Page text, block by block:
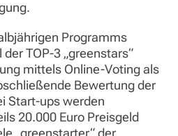
Programms
TOP-3 „greenstars“
mittels Online-Voting als
Bewertung der
Start-ups werden
20.000 Euro Preisgeld
„greenstarter“ der